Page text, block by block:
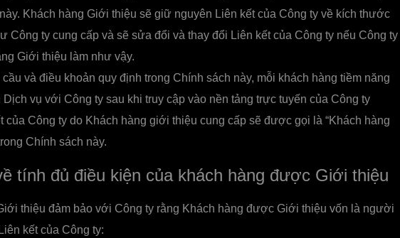
Khách hàng Giới thiệu sẽ giữ nguyên Liên kết của Công ty về kích thước
Công ty cung cấp và sẽ sửa đổi và thay đổi Liên kết của Công ty nếu Công ty
Giới thiệu làm như vậy.
và điều khoản quy định trong Chính sách này, mỗi khách hàng tiềm năng
Dịch vụ với Công ty sau khi truy cập vào nền tảng trực tuyến của Công ty
của Công ty do Khách hàng giới thiệu cung cấp sẽ được gọi là “Khách hàng
Chính sách này.
tính đủ điều kiện của khách hàng được Giới thiệu
thiệu đảm bảo với Công ty rằng Khách hàng được Giới thiệu vốn là người
kết của Công ty: